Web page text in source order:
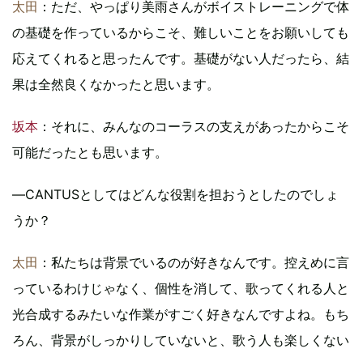
太田 ：ただ、やっぱり美雨さんがボイストレーニングで体
の基礎を作っているからこそ、難しいことをお願いしても
応えてくれると思ったんです。基礎がない人だったら、結
果は全然良くなかったと思います。
坂本 ：それに、みんなのコーラスの支えがあったからこそ
可能だったとも思います。
―CANTUSとしてはどんな役割を担おうとしたのでしょ
うか？
太田 ：私たちは背景でいるのが好きなんです。控えめに言
っているわけじゃなく、個性を消して、歌ってくれる人と
光合成するみたいな作業がすごく好きなんですよね。もち
ろん、背景がしっかりしていないと、歌う人も楽しくない